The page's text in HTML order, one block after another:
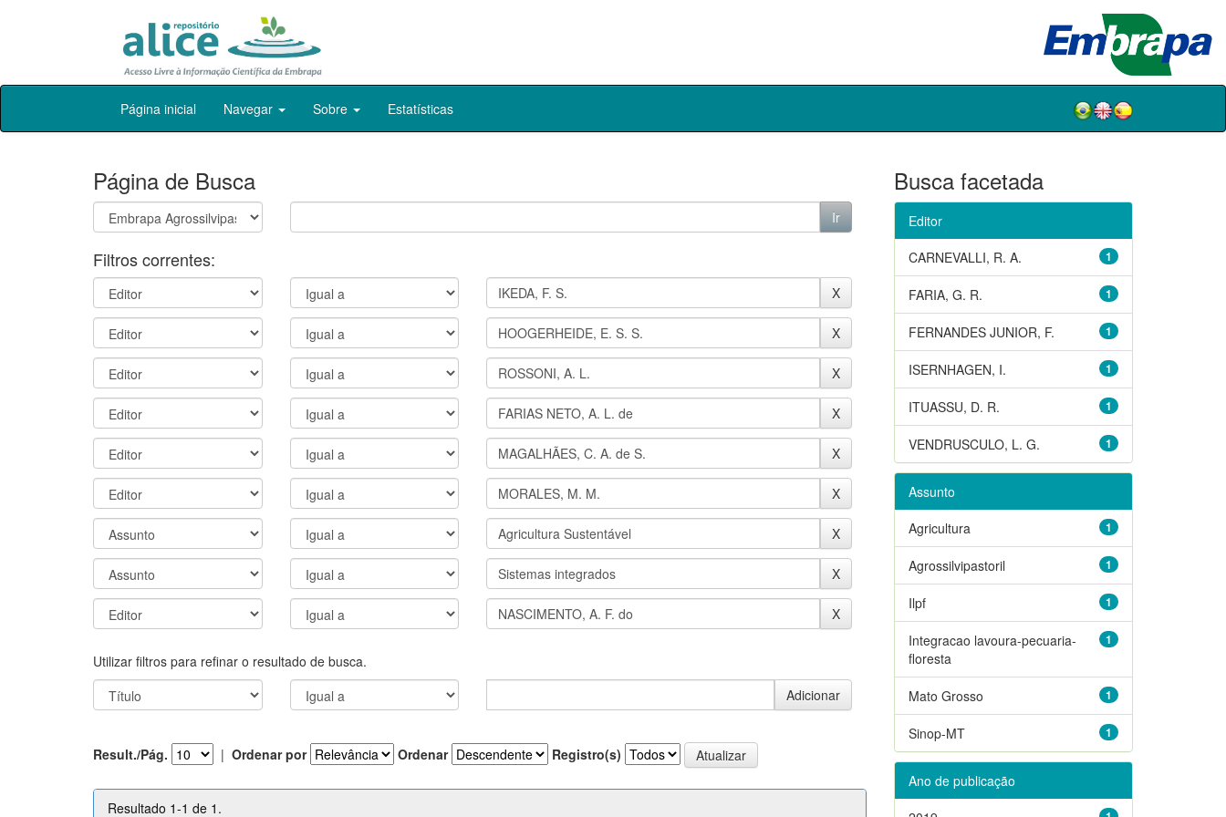
Skip
Página inicial Navegar Sobre Estatísticas
Página de Busca
Filtros correntes:
Utilizar filtros para refinar o resultado de busca.
Result./Pág. | Ordenar por Ordenar Registro(s)
Resultado 1-1 de 1.
Busca facetada
Editor
1
CARNEVALLI, R. A.
1
FARIA, G. R.
1
FERNANDES JUNIOR, F.
1
ISERNHAGEN, I.
1
ITUASSU, D. R.
1
VENDRUSCULO, L. G.
Assunto
1
Agricultura
1
Agrossilvipastoril
1
Ilpf
1
Integracao lavoura-pecuaria-
floresta
1
Mato Grosso
1
Sinop-MT
Ano de publicação